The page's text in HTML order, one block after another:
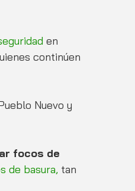
en
continúen
Nuevo y
focos de
de basura, tan